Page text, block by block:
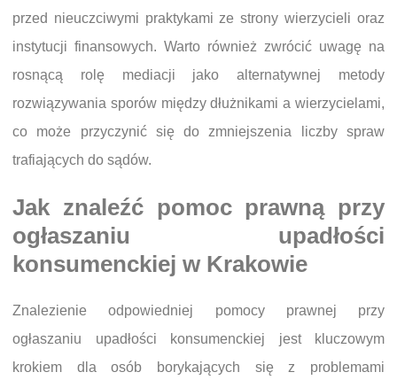
przed nieuczciwymi praktykami ze strony wierzycieli oraz
instytucji finansowych. Warto również zwrócić uwagę na
rosnącą rolę mediacji jako alternatywnej metody
rozwiązywania sporów między dłużnikami a wierzycielami,
co może przyczynić się do zmniejszenia liczby spraw
trafiających do sądów.
Jak znaleźć pomoc prawną przy
ogłaszaniu upadłości
konsumenckiej w Krakowie
Znalezienie odpowiedniej pomocy prawnej przy
ogłaszaniu upadłości konsumenckiej jest kluczowym
krokiem dla osób borykających się z problemami